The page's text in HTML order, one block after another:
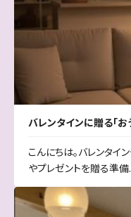
バレンタインに贈る「お
こんにちは。バレンタイ
やプレゼントを贈る準備